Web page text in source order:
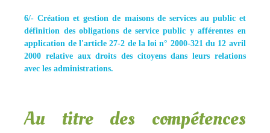
6/- Création et gestion de maisons de services au public et
définition des obligations de service public y afférentes en
application de l'article 27-2 de la loi n° 2000-321 du 12 avril
2000 relative aux droits des citoyens dans leurs relations
avec les administrations.
Au titre des compétences